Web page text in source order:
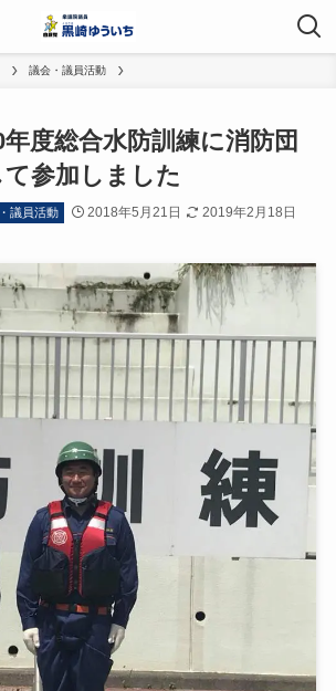
議会・議員活動
度総合水防訓練に消防団
て参加しました
議員活動 2018年5月21日 2019年2月18日